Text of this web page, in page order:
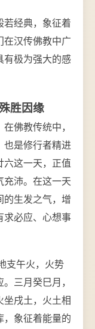
若经典，象征着
在汉传佛教中广
有极为强大的感
胜因缘
佛教传统中，
也是修行者精进
六这一天，正值
充沛。在这一天
的生发之气，增
求必应、心想事
支午火，火势
三月癸巳月，
坐戌土，火土相
，象征着能量的